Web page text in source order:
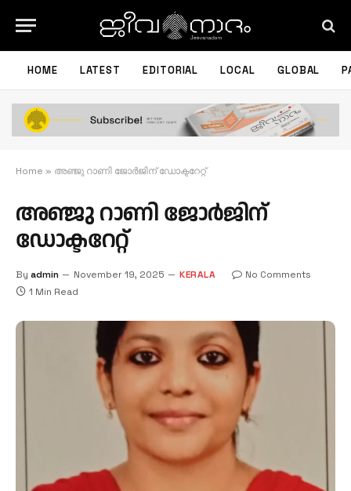
HOME LATEST EDITORIAL LOCAL GLOBAL
Home » അഞ്ജു റാണി ജോർജിന് ഡോക്ടറേറ്റ്
അഞ്ജു റാണി ജോർജിന്
ഡോക്ടറേറ്റ്
By admin November 19, 2025 KERALA
No Comments
1 Min Read